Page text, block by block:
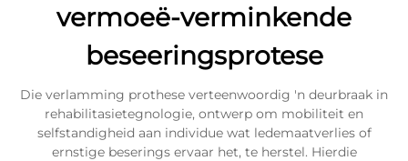
vermoeë-verminkende
beseeringsprotese
Die verlamming prothese verteenwoordig 'n deurbraak in
rehabilitasietegnologie, ontwerp om mobiliteit en
selfstandigheid aan individue wat ledemaatverlies of
ernstige beserings ervaar het, te herstel. Hierdie